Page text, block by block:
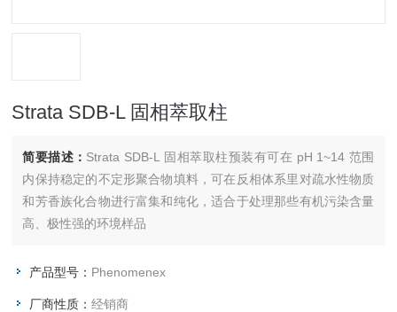
Strata SDB-L 固相萃取柱
简要描述： Strata SDB-L 固相萃取柱预装有可在 pH 1~14 范围
内保持稳定的不定形聚合物填料，可在反相体系里对疏水性物质
和芳香族化合物进行富集和纯化，适合于处理那些有机污染含量
高、极性强的环境样品
产品型号： Phenomenex
厂商性质：经销商